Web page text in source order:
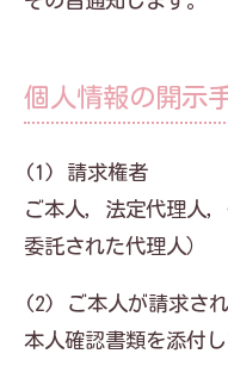
個人情報の開示
(1) 請求権者
ご本人，法定代理人
委託された代理人）
(2) ご本人が請求さ
本人確認書類を添付